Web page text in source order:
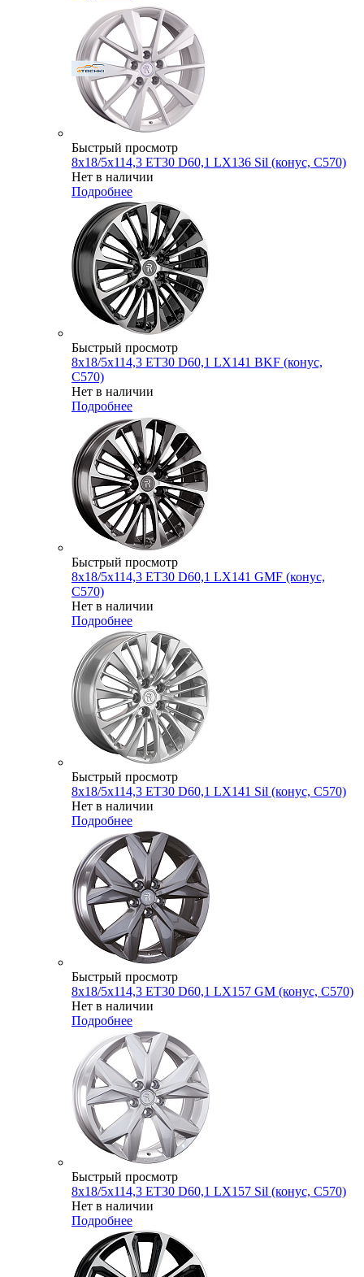
Быстрый просмотр
8x18/5x114,3 ET30 D60,1 LX136 Sil (конус, C570)
Нет в наличии
Подробнее
Быстрый просмотр
8x18/5x114,3 ET30 D60,1 LX141 BKF (конус,
C570)
Нет в наличии
Подробнее
Быстрый просмотр
8x18/5x114,3 ET30 D60,1 LX141 GMF (конус,
C570)
Нет в наличии
Подробнее
Быстрый просмотр
8x18/5x114,3 ET30 D60,1 LX141 Sil (конус, C570)
Нет в наличии
Подробнее
Быстрый просмотр
8x18/5x114,3 ET30 D60,1 LX157 GM (конус, C570)
Нет в наличии
Подробнее
Быстрый просмотр
8x18/5x114,3 ET30 D60,1 LX157 Sil (конус, C570)
Нет в наличии
Подробнее